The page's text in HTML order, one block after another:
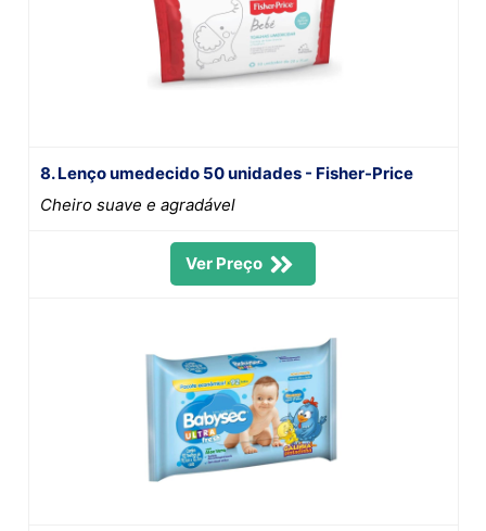
8. Lenço umedecido 50 unidades - Fisher-Price
Cheiro suave e agradável
Ver Preço